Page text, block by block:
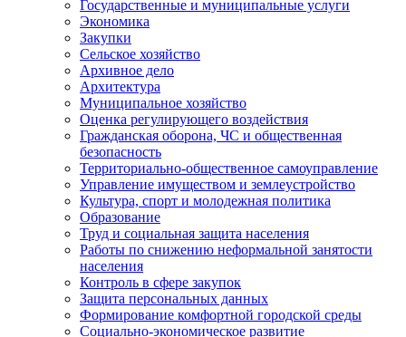
Государственные и муниципальные услуги
Экономика
Закупки
Сельское хозяйство
Архивное дело
Архитектура
Муниципальное хозяйство
Оценка регулирующего воздействия
Гражданская оборона, ЧС и общественная
безопасность
Территориально-общественное самоуправление
Управление имуществом и землеустройство
Культура, спорт и молодежная политика
Образование
Труд и социальная защита населения
Работы по снижению неформальной занятости
населения
Контроль в сфере закупок
Защита персональных данных
Формирование комфортной городской среды
Социально-экономическое развитие